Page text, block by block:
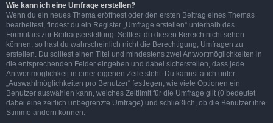
Wie kann ich eine Umfrage erstellen?
Wenn du ein neues Thema eröffnest oder den ersten Beitrag eines Themas
bearbeitest, findest du ein Register „Umfrage erstellen“ unterhalb des
Formulars zur Beitragserstellung. Solltest du diesen Bereich nicht sehen
können, so hast du wahrscheinlich nicht die Berechtigung, Umfragen zu
erstellen. Du solltest einen Titel und mindestens zwei Antwortmöglichkeiten in
die entsprechenden Felder eingeben und dabei sicherstellen, dass jede
Antwortmöglichkeit in einer eigenen Zeile steht. Du kannst auch unter
„Auswahlmöglichkeiten pro Benutzer“ festlegen, wie viele Optionen ein
Benutzer auswählen kann, welches Zeitlimit für die Umfrage gilt (0 bedeutet
dabei eine zeitlich unbegrenzte Umfrage) und schließlich, ob die Benutzer ihre
Stimme ändern können.